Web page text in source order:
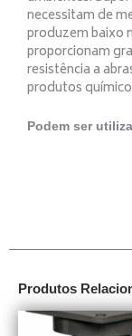
necessitam de
produzem baixo
proporcionam
resistência a
produtos
Podem ser
Produtos